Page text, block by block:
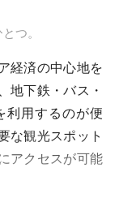
つ。
経済の中心地を
地下鉄・バス・
利用するのが便
な観光スポット
アクセスが可能